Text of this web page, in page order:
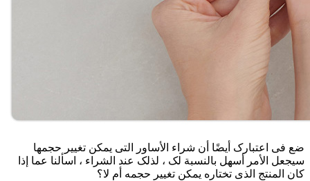
ضع فی اعتبارک أیضًا أن شراء الأساور التی یمکن تغییر حجمها
سیجعل الأمر أسهل بالنسبة لک ، لذلک عند الشراء ، اسألنا عما إذا
کان المنتج الذی تختاره یمکن تغییر حجمه أم لا؟